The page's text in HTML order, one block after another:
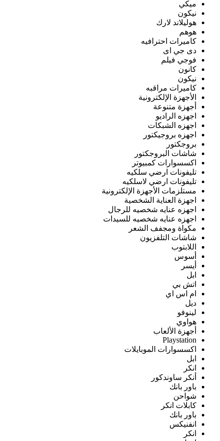
ميكي
نيكون
هوليلاند لارك
هوهم
كاميرات احترافيه
دى جي اى
فوجي فيلم
كانون
نيكون
كاميرات مراقبه
الأجهزة الإلكترونية
أجهزة متنوعة
اجهزه الراديو
اجهزه الشبكات
اجهزه بروجيكتور
بروجكتور
شاشات البروجكتور
اكسسوارات كمبيوتر
تليفونات ارضي سلكيه
تليفونات ارضي لاسلكيه
مستلزمات الأجهزة الإلكترونية
اجهزة العناية الشخصية
اجهزه عنايه شخصيه للرجال
اجهزه عنايه شخصيه للسيدات
مكواة ومجفف الشعر
شاشات التلفزيون
اللابتوب
أسوس
أيسر
ابل
اتش بي
ام اس اي
ديل
لينوفو
هواوي
أجهزة الألعاب
Playstation
اكسسوارات الموبايلات
ابل
انكر
أنكر ساوندكور
باور بانك
شواحن
كابلات انكر
باور بانك
انفنيكس
انكر